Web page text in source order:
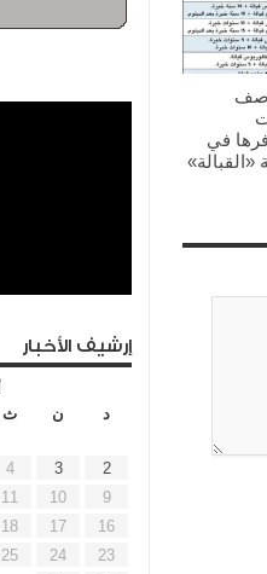
في
«القبالة»
إرشيف الأخبار
د
ن ث
2
3
4
9
10
11
16
17
18
23
24
25